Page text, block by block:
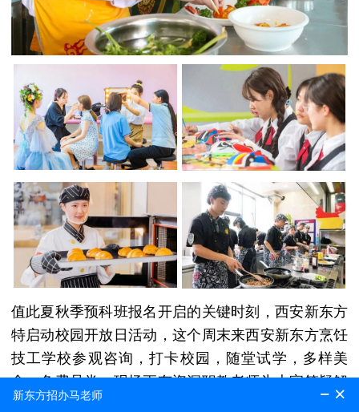
值此夏秋季预科班报名开启的关键时刻，西安新东方
特启动校园开放日活动，这个周末来西安新东方烹饪
技工学校参观咨询，打卡校园，随堂试学，多样美
食，免费品尝。现场更有资深职教老师为大家答疑解
惑。无法到场的同学们也可以关注“陕西新东方烹饪